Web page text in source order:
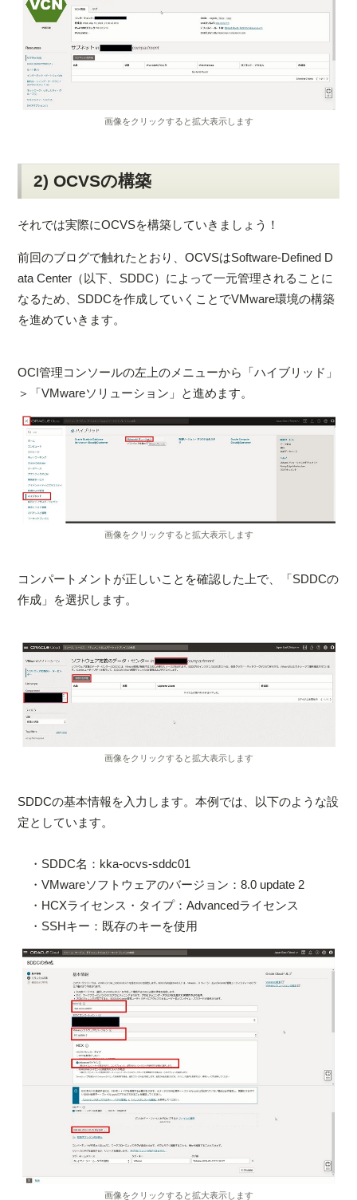
画像をクリックすると拡大表示します
2) OCVSの構築
それでは実際にOCVSを構築していきましょう！
前回のブログで触れたとおり、OCVSはSoftware-Defined D
ata Center（以下、SDDC）によって一元管理されることに
なるため、SDDCを作成していくことでVMware環境の構築
を進めていきます。
OCI管理コンソールの左上のメニューから「ハイブリッド」
＞「VMwareソリューション」と進めます。
画像をクリックすると拡大表示します
コンパートメントが正しいことを確認した上で、「SDDCの
作成」を選択します。
画像をクリックすると拡大表示します
SDDCの基本情報を入力します。本例では、以下のような設
定としています。
・SDDC名：kka-ocvs-sddc01
・VMwareソフトウェアのバージョン：8.0 update 2
・HCXライセンス・タイプ：Advancedライセンス
・SSHキー：既存のキーを使用
画像をクリックすると拡大表示します